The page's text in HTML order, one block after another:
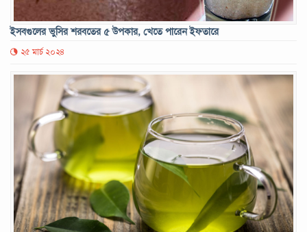
ইসবগুলের ভুসির শরবতের ৫ উপকার, খেতে পারেন ইফতারে
২৫ মার্চ ২০২৪